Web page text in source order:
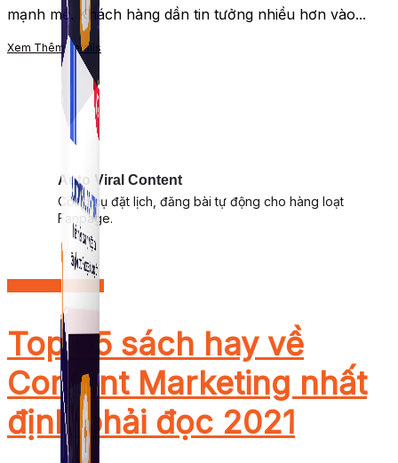
Auto Viral Content
Công cụ đặt lịch, đăng bài tự động cho hàng loạt
Fanpage.
mạnh mẽ. Khách hàng dần tin tưởng nhiều hơn vào...
Xem ThêmDetails
Top 05 sách hay về
Content Marketing nhất
định phải đọc 2021